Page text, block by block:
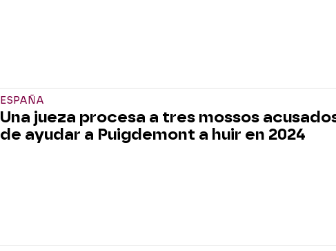
ESPAÑA
Una jueza procesa a tres mossos
de ayudar a Puigdemont a huir en 2024